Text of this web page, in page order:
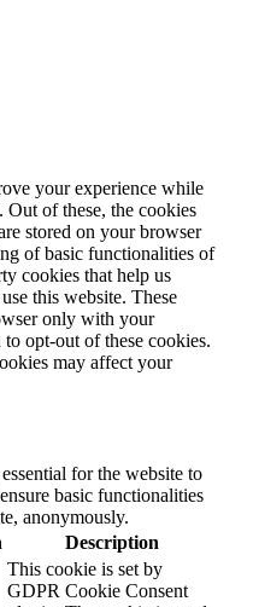
your experience while
of these, the cookies
stored on your browser
of basic functionalities of
cookies that help us
this website. These
only with your
opt-out of these cookies.
may affect your
for the website to
basic functionalities
anonymously.
Description
This cookie is set by
GDPR Cookie Consent